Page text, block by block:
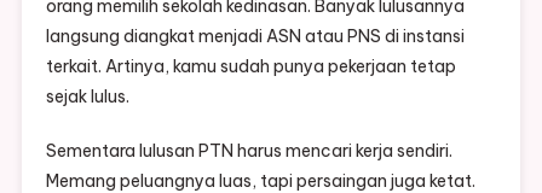
orang memilih sekolah kedinasan. Banyak lulusannya
langsung diangkat menjadi ASN atau PNS di instansi
terkait. Artinya, kamu sudah punya pekerjaan tetap
sejak lulus.
Sementara lulusan PTN harus mencari kerja sendiri.
Memang peluangnya luas, tapi persaingan juga ketat.